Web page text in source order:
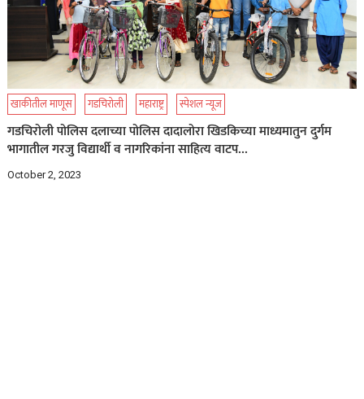
खाकीतील माणूस गडचिरोली महाराष्ट्र स्पेशल न्यूज
गडचिरोली पोलिस दलाच्या पोलिस दादालोरा खिडकिच्या माध्यमातुन दुर्गम
भागातील गरजु विद्यार्थी व नागरिकांना साहित्य वाटप…
October 2, 2023